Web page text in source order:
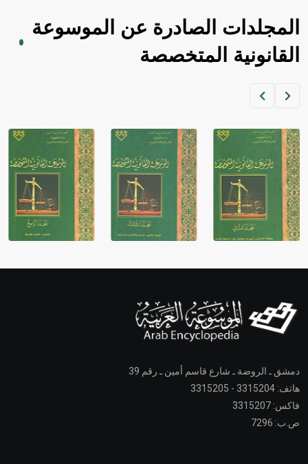
المجلدات الصادرة عن الموسوعة
القانونية المتخصصة
دمشق ـ الروضة ـ شارع قاسم أمين ـ رقم 39
هاتف: 3315204 - 3315205
فاكس: 3315207
ص.ب: 7296